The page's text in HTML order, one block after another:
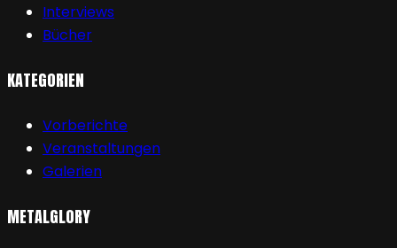
Interviews
Bücher
KATEGORIEN
Vorberichte
Veranstaltungen
Galerien
METALGLORY